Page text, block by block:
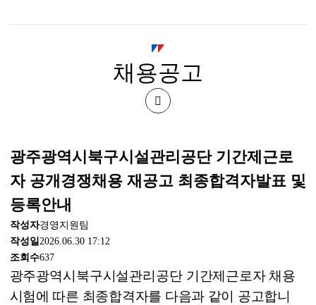
관
리
공
단
채용공고
유
하
광주광역시북구시설관리공단 기간제근로
자 공개경쟁채용 재공고 최종합격자발표 및
등록안내
작성자경영지원팀
작성일 2026.06.30 17:12
조회수637
광주광역시북구시설관리공단 기간제근로자 채용
시험에 따른 최종합격자를 다음과 같이 공고합니